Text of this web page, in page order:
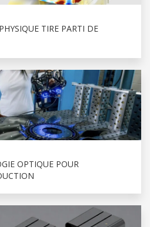
TIRE PARTI DE
OPTIQUE POUR